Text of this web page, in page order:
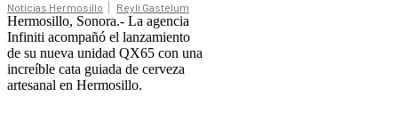
Noticias Hermosillo Reyli Gastelum
Hermosillo, Sonora.- La agencia
Infiniti acompañó el lanzamiento
de su nueva unidad QX65 con una
increíble cata guiada de cerveza
artesanal en Hermosillo.